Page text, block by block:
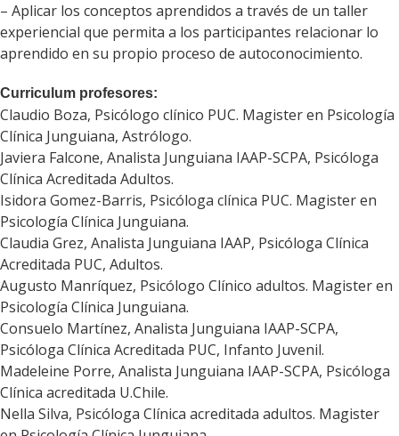
– Aplicar los conceptos aprendidos a través de un taller
experiencial que permita a los participantes relacionar lo
aprendido en su propio proceso de autoconocimiento.
Curriculum profesores:
Claudio Boza, Psicólogo clínico PUC. Magister en Psicología
Clínica Junguiana, Astrólogo.
Javiera Falcone, Analista Junguiana IAAP-SCPA, Psicóloga
Clínica Acreditada Adultos.
Isidora Gomez-Barris, Psicóloga clínica PUC. Magister en
Psicología Clínica Junguiana.
Claudia Grez, Analista Junguiana IAAP, Psicóloga Clínica
Acreditada PUC, Adultos.
Augusto Manríquez, Psicólogo Clínico adultos. Magister en
Psicología Clínica Junguiana.
Consuelo Martínez, Analista Junguiana IAAP-SCPA,
Psicóloga Clínica Acreditada PUC, Infanto Juvenil.
Madeleine Porre, Analista Junguiana IAAP-SCPA, Psicóloga
Clínica acreditada U.Chile.
Nella Silva, Psicóloga Clínica acreditada adultos. Magister